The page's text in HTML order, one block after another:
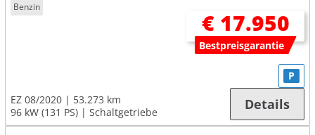
Benzin
€ 17.950
Bestpreisgarantie
EZ 08/2020
53.273 km
96 kW (131 PS)
Schaltgetriebe
P
Details